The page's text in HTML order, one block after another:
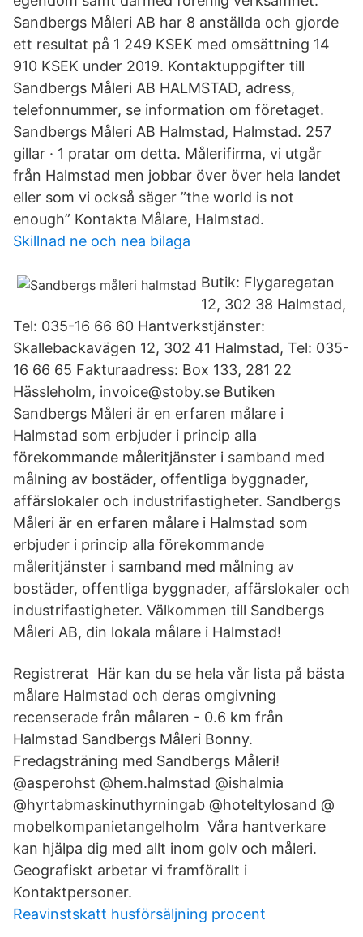
Sandbergs Måleri AB har 8 anställda och gjorde
ett resultat på 1 249 KSEK med omsättning 14
910 KSEK under 2019. Kontaktuppgifter till
Sandbergs Måleri AB HALMSTAD, adress,
telefonnummer, se information om företaget.
Sandbergs Måleri AB Halmstad, Halmstad. 257
gillar · 1 pratar om detta. Målerifirma, vi utgår
från Halmstad men jobbar över över hela landet
eller som vi också säger ”the world is not
enough” Kontakta Målare, Halmstad.
Skillnad ne och nea bilaga
Butik: Flygaregatan
12, 302 38 Halmstad,
Tel: 035-16 66 60 Hantverkstjänster:
Skallebackavägen 12, 302 41 Halmstad, Tel: 035-
16 66 65 Fakturaadress: Box 133, 281 22
Hässleholm, invoice@stoby.se Butiken
Sandbergs Måleri är en erfaren målare i
Halmstad som erbjuder i princip alla
förekommande måleritjänster i samband med
målning av bostäder, offentliga byggnader,
affärslokaler och industrifastigheter. Sandbergs
Måleri är en erfaren målare i Halmstad som
erbjuder i princip alla förekommande
måleritjänster i samband med målning av
bostäder, offentliga byggnader, affärslokaler och
industrifastigheter. Välkommen till Sandbergs
Måleri AB, din lokala målare i Halmstad!
Registrerat Här kan du se hela vår lista på bästa
målare Halmstad och deras omgivning
recenserade från målaren - 0.6 km från
Halmstad Sandbergs Måleri Bonny.
Fredagsträning med Sandbergs Måleri!
@asperohst @hem.halmstad @​ishalmia
@hyrtabmaskinuthyrningab @hoteltylosand @​
mobelkompanietangelholm Våra hantverkare
kan hjälpa dig med allt inom golv och måleri.
Geografiskt arbetar vi framförallt i
Kontaktpersoner.
Reavinstskatt husförsäljning procent